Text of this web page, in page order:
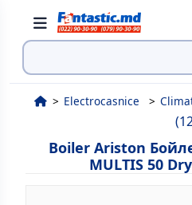
Cauta
Electrocasnice
Boiler Ariston
MULTIS 50